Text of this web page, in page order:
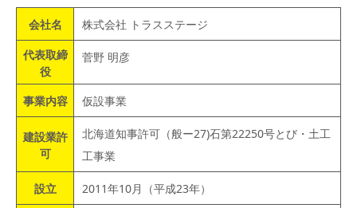
会社名
株式会社 トラスステージ
代表取締
役
菅野 明彦
事業内容 仮設事業
建設業許
可
北海道知事許可（般ー27)石第22250号とび・土工
工事業
設立 2011年10月（平成23年）